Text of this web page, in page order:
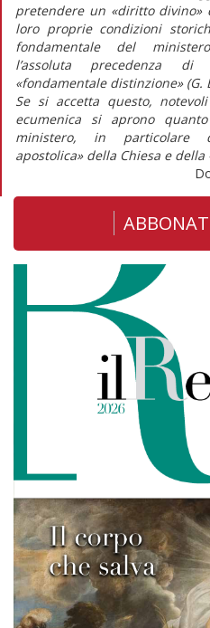
pretendere un «diritto
loro proprie condizioni
fondamentale del
l’assoluta precedenza
«fondamentale distinzione» (G.
Se si accetta questo,
ecumenica si aprono
ministero, in particolare
apostolica» della Chiesa e della